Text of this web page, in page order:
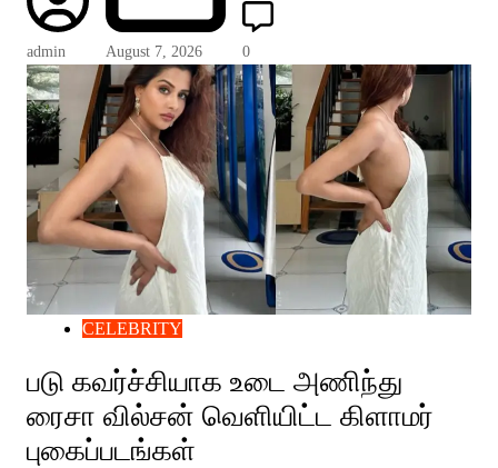
admin August 7, 2026 0
CELEBRITY
படு கவர்ச்சியாக உடை அணிந்து
ரைசா வில்சன் வெளியிட்ட கிளாமர்
புகைப்படங்கள்